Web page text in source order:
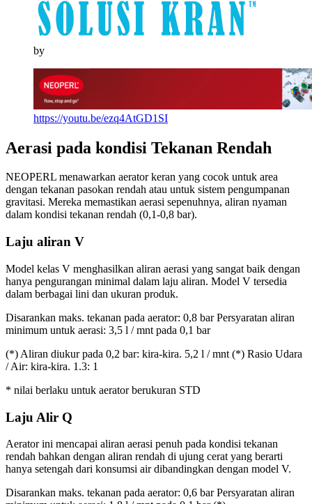
by
https://youtu.be/ezq4AtGD1SI
Aerasi pada kondisi Tekanan Rendah
NEOPERL menawarkan aerator keran yang cocok untuk area
dengan tekanan pasokan rendah atau untuk sistem pengumpanan
gravitasi. Mereka memastikan aerasi sepenuhnya, aliran nyaman
dalam kondisi tekanan rendah (0,1-0,8 bar).
Laju aliran V
Model kelas V menghasilkan aliran aerasi yang sangat baik dengan
hanya pengurangan minimal dalam laju aliran. Model V tersedia
dalam berbagai lini dan ukuran produk.
Disarankan maks. tekanan pada aerator: 0,8 bar Persyaratan aliran
minimum untuk aerasi: 3,5 l / mnt pada 0,1 bar
(*) Aliran diukur pada 0,2 bar: kira-kira. 5,2 l / mnt (*) Rasio Udara
/ Air: kira-kira. 1.3: 1
* nilai berlaku untuk aerator berukuran STD
Laju Alir Q
Aerator ini mencapai aliran aerasi penuh pada kondisi tekanan
rendah bahkan dengan aliran rendah di ujung cerat yang berarti
hanya setengah dari konsumsi air dibandingkan dengan model V.
Disarankan maks. tekanan pada aerator: 0,6 bar Persyaratan aliran